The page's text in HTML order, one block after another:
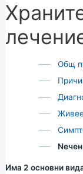
Общ
Има 2 основни